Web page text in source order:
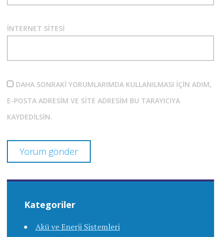
İNTERNET SITESI
DAHA SONRAKI YORUMLARIMDA KULLANILMASI IÇIN ADIM,
E-POSTA ADRESIM VE SITE ADRESIM BU TARAYICIYA
KAYDEDILSIN.
Kategoriler
Akü ve Enerji Sistemleri